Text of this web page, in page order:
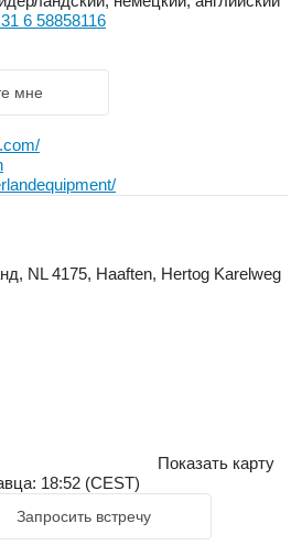
6 58858116
мне
NL 4175, Haaften, Hertog Karelweg
Показать карту
18:52 (CEST)
Запросить встречу